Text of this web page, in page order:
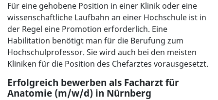
Für eine gehobene Position in einer Klinik oder eine
wissenschaftliche Laufbahn an einer Hochschule ist in
der Regel eine Promotion erforderlich. Eine
Habilitation benötigt man für die Berufung zum
Hochschulprofessor. Sie wird auch bei den meisten
Kliniken für die Position des Chefarztes vorausgesetzt.
Erfolgreich bewerben als Facharzt für
Anatomie (m/w/d) in Nürnberg